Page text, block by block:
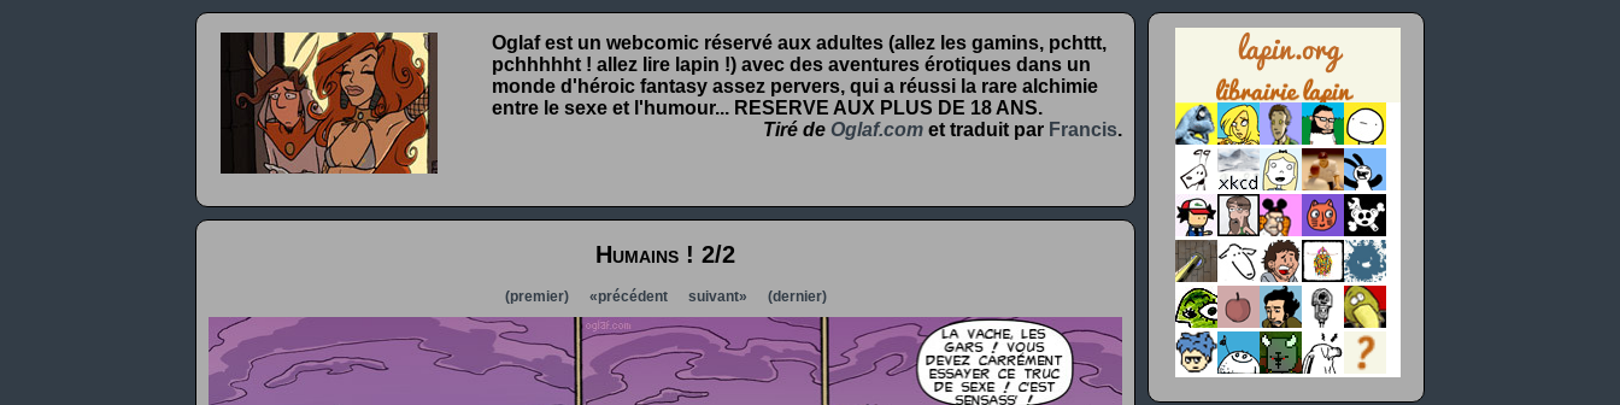
Oglaf est un webcomic réservé aux adultes (allez les gamins, pchttt,
pchhhhht ! allez lire lapin !) avec des aventures érotiques dans un
monde d'héroic fantasy assez pervers, qui a réussi la rare alchimie
entre le sexe et l'humour... RESERVE AUX PLUS DE 18 ANS.
Tiré de Oglaf.com et traduit par Francis.
Humains ! 2/2
(premier) «précédent suivant» (dernier)